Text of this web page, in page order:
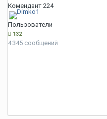
Комендант 224
Пользователи
132
4 345 сообщений